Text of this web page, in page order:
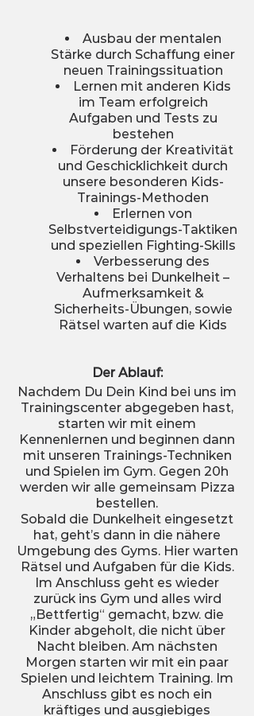
Ausbau der mentalen
Stärke durch Schaffung einer
neuen Trainingssituation
Lernen mit anderen Kids
im Team erfolgreich
Aufgaben und Tests zu
bestehen
Förderung der Kreativität
und Geschicklichkeit durch
unsere besonderen Kids-
Trainings-Methoden
Erlernen von
Selbstverteidigungs-Taktiken
und speziellen Fighting-Skills
Verbesserung des
Verhaltens bei Dunkelheit –
Aufmerksamkeit &
Sicherheits-Übungen, sowie
Rätsel warten auf die Kids
Der Ablauf:
Nachdem Du Dein Kind bei uns im
Trainingscenter abgegeben hast,
starten wir mit einem
Kennenlernen und beginnen dann
mit unseren Trainings-Techniken
und Spielen im Gym. Gegen 20h
werden wir alle gemeinsam Pizza
bestellen.
Sobald die Dunkelheit eingesetzt
hat, geht’s dann in die nähere
Umgebung des Gyms. Hier warten
Rätsel und Aufgaben für die Kids.
Im Anschluss geht es wieder
zurück ins Gym und alles wird
„Bettfertig“ gemacht, bzw. die
Kinder abgeholt, die nicht über
Nacht bleiben. Am nächsten
Morgen starten wir mit ein paar
Spielen und leichtem Training. Im
Anschluss gibt es noch ein
kräftiges und ausgiebiges